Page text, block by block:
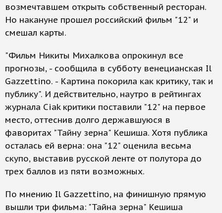
возмечтавшем открыть собственный ресторан.
Но накануне прошел российский фильм "12" и
смешал карты.
"Фильм Никиты Михалкова опрокинул все
прогнозы, - сообщила в субботу венецианская Il
Gazzettino. - Картина покорила как критику, так и
публику". И действительно, наутро в рейтингах
журнала Ciak критики поставили "12" на первое
место, оттеснив долго державшуюся в
фаворитах "Тайну зерна" Кешиша. Хотя публика
осталась ей верна: она "12" оценила весьма
скупо, выставив русской ленте от полутора до
трех баллов из пяти возможных.
По мнению Il Gazzettino, на финишную прямую
вышли три фильма: "Тайна зерна" Кешиша